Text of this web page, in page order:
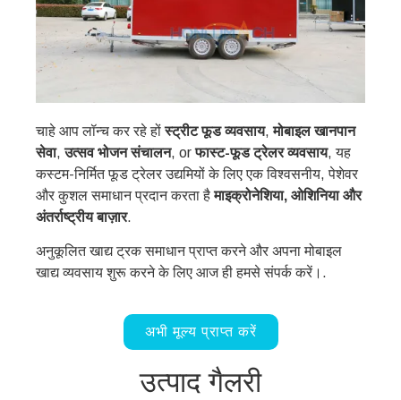
चाहे आप लॉन्च कर रहे होंस्ट्रीट फूड व्यवसाय,मोबाइल खानपान
सेवा,उत्सव भोजन संचालन, orफास्ट-फूड ट्रेलर व्यवसाय, यह
कस्टम-निर्मित फूड ट्रेलर उद्यमियों के लिए एक विश्वसनीय, पेशेवर
और कुशल समाधान प्रदान करता हैमाइक्रोनेशिया, ओशिनिया और
अंतर्राष्ट्रीय बाज़ार.
अनुकूलित खाद्य ट्रक समाधान प्राप्त करने और अपना मोबाइल
खाद्य व्यवसाय शुरू करने के लिए आज ही हमसे संपर्क करें।.
अभी मूल्य प्राप्त करें
उत्पाद गैलरी